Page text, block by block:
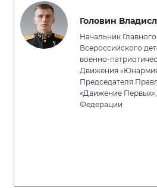
Головин
Начальник
Всероссийского
военно-
Движения
Председателя
«Движение
Федерации